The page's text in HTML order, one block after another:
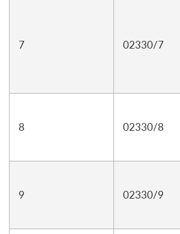
7 02330/7
8 02330/8
9 02330/9